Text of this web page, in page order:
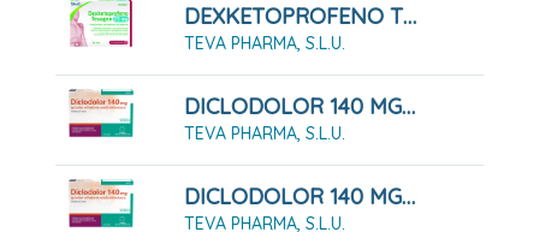
DEXKETOPROFENO TEVAGEN 25 MG COMPRIMIDOS RECUBIERTOS CON PELÍCULA EFG 10 COMPRIMIDOS
TEVA PHARMA, S.L.U.
DICLODOLOR 140 MG APOSITOS ADHESIVOS MEDICAMENTOSOS 10 Apósitos
TEVA PHARMA, S.L.U.
DICLODOLOR 140 MG APOSITOS ADHESIVOS MEDICAMENTOSOS 5 Apósitos
TEVA PHARMA, S.L.U.